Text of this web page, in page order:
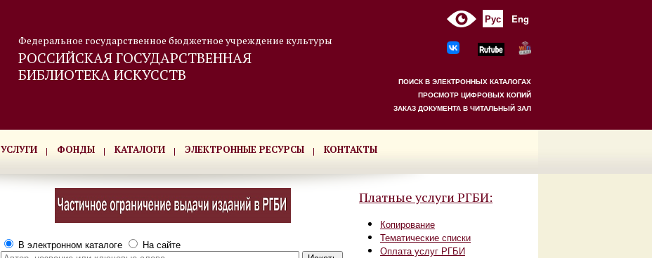
Федеральное государственное бюджетное учреждение культуры
РОССИЙСКАЯ ГОСУДАРСТВЕННАЯ
БИБЛИОТЕКА ИСКУССТВ
Рус Eng
ПОИСК В ЭЛЕКТРОННЫХ КАТАЛОГАХ
ПРОСМОТР ЦИФРОВЫХ КОПИЙ
ЗАКАЗ ДОКУМЕНТА В ЧИТАЛЬНЫЙ ЗАЛ
УСЛУГИ ФОНДЫ КАТАЛОГИ ЭЛЕКТРОННЫЕ РЕСУРСЫ КОНТАКТЫ
В электронном каталоге На сайте
Платные услуги РГБИ:
Копирование
Тематические списки
Оплата услуг РГБИ